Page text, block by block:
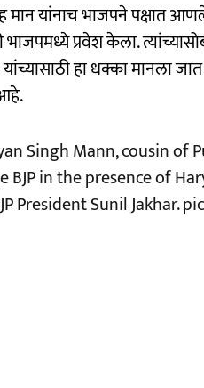
यांनाच भाजपने पक्षात
भाजपमध्ये प्रवेश केला.
हा धक्का मानला
Singh Mann, cousin of
in the presence of
President Sunil Jakhar.